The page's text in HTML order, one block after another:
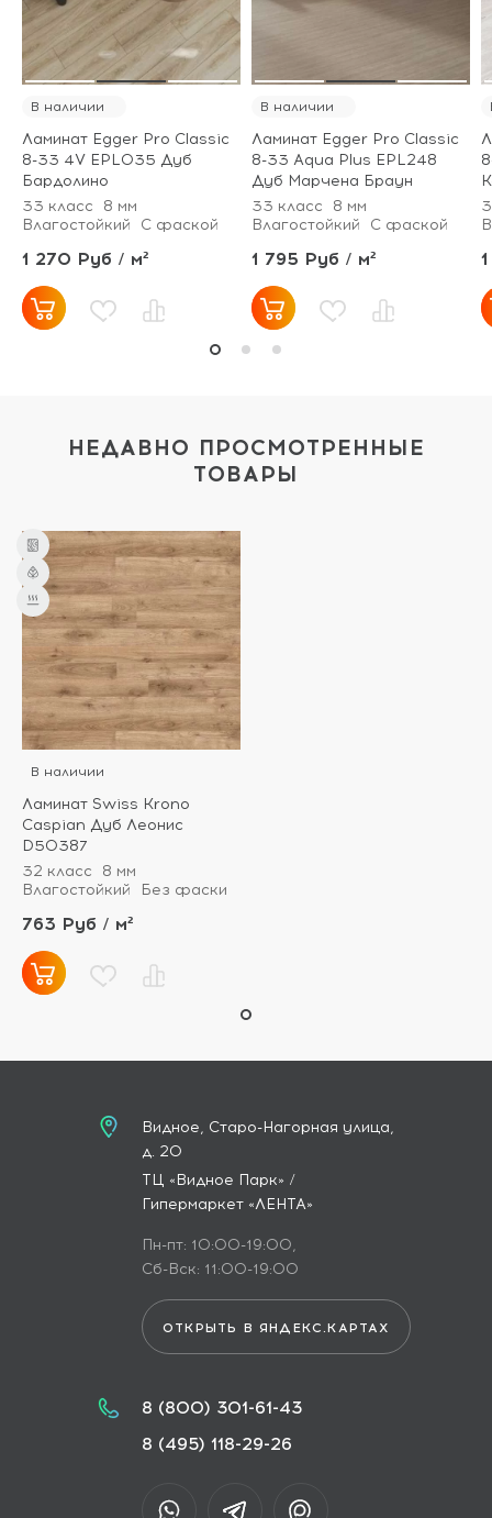
В наличии
Ламинат Egger Pro Classic
8-33 4V EPL035 Дуб
Бардолино
33 класс
8 мм
Влагостойкий
С фаской
1 270 Руб / м²
В наличии
Ламинат Egger Pro Classic
8-33 Aqua Plus EPL248
Дуб Марчена Браун
33 класс
8 мм
Влагостойкий
С фаской
1 795 Руб / м²
НЕДАВНО ПРОСМОТРЕННЫЕ
ТОВАРЫ
В наличии
Ламинат Swiss Krono
Caspian Дуб Леонис
D50387
32 класс
8 мм
Влагостойкий
Без фаски
763 Руб / м²
Видное, Старо-Нагорная улица,
д. 20
ТЦ «Видное Парк» /
Гипермаркет «ЛЕНТА»
Пн-пт: 10:00-19:00,
Сб-Вск: 11:00-19:00
ОТКРЫТЬ В ЯНДЕКС.КАРТАХ
8 (800) 301-61-43
8 (495) 118-29-26